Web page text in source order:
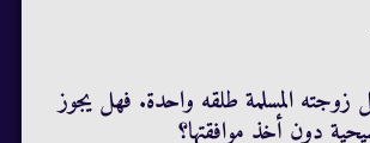
زوجته المسلمة طلقه واحدة. فهل يجوز
دون أخذ موافقتها؟